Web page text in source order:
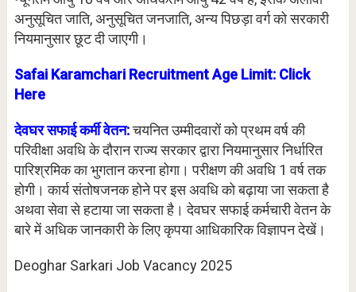
अनुसूचित जाति, अनुसूचित जनजाति, अन्य पिछड़ा वर्ग को सरकारी
नियमानुसार छूट दी जाएगी।
Safai Karamchari Recruitment Age Limit: Click
Here
देवघर सफाई कर्मी वेतन:चयनित उम्मीदवारों को प्रथम वर्ष की
परिवीक्षा अवधि के दौरान राज्य सरकार द्वारा नियमानुसार निर्धारित
पारिश्रमिक का भुगतान करना होगा। परीक्षण की अवधि 1 वर्ष तक
होगी। कार्य संतोषजनक होने पर इस अवधि को बढ़ाया जा सकता है
अथवा सेवा से हटाया जा सकता है। देवघर सफाई कर्मचारी वेतन के
बारे में अधिक जानकारी के लिए कृपया आधिकारिक विज्ञापन देखें।
Deoghar Sarkari Job Vacancy 2025